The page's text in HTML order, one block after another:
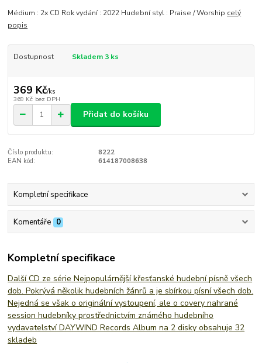
Médium : 2x CD Rok vydání : 2022 Hudební styl : Praise / Worship celý
popis
Dostupnost Skladem 3 ks
369 Kč/ks
369 Kč bez DPH
Přidat do košíku
Číslo produktu:
8222
EAN kód:
614187008638
Kompletní specifikace
Komentáře 0
Kompletní specifikace
Další CD ze série Nejpopulárnější křesťanské hudební písně všech
dob. Pokrývá několik hudebních žánrů a je sbírkou písní všech dob.
Nejedná se však o originální vystoupení, ale o covery nahrané
session hudebníky prostřednictvím známého hudebního
vydavatelství DAYWIND Records Album na 2 disky obsahuje 32
skladeb